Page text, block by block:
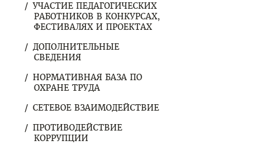
УЧАСТИЕ ПЕДАГОГИЧЕСКИХ
РАБОТНИКОВ В КОНКУРСАХ,
ФЕСТИВАЛЯХ И ПРОЕКТАХ
ДОПОЛНИТЕЛЬНЫЕ
СВЕДЕНИЯ
НОРМАТИВНАЯ БАЗА ПО
ОХРАНЕ ТРУДА
СЕТЕВОЕ ВЗАИМОДЕЙСТВИЕ
ПРОТИВОДЕЙСТВИЕ
КОРРУПЦИИ